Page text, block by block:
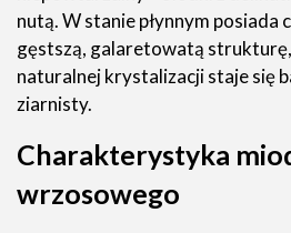
nutą. W stanie płynnym
gęstszą, galaretowatą
naturalnej krystalizacji staje się
ziarnisty.
Charakterystyka
wrzosowego